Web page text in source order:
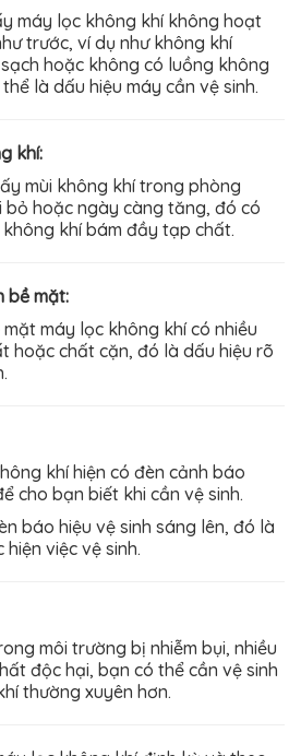
máy lọc không khí không hoạt
trước, ví dụ như không khí
hoặc không có luồng không
là dấu hiệu máy cần vệ sinh.
khí:
mùi không khí trong phòng
bỏ hoặc ngày càng tăng, đó có
khí bám đầy tạp chất.
bề mặt:
máy lọc không khí có nhiều
hoặc chất cặn, đó là dấu hiệu rõ
khí hiện có đèn cảnh báo
cho bạn biết khi cần vệ sinh.
báo hiệu vệ sinh sáng lên, đó là
việc vệ sinh.
môi trường bị nhiễm bụi, nhiều
độc hại, bạn có thể cần vệ sinh
thường xuyên hơn.